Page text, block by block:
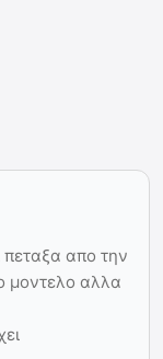
απο την
μοντελο αλλα